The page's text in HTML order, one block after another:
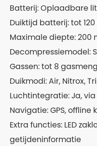
Batterij: Oplaadbare
Duiktijd batterij: tot
Maximale diepte: 200
Decompressiemodel:
Gassen: tot 8
Duikmodi: Air, Nitrox,
Luchtintegratie: Ja, via
Navigatie: GPS,
Extra functies: LED
getijdeninformatie